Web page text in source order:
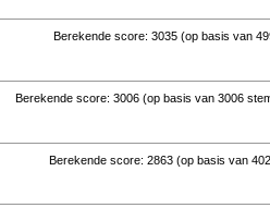
Berekende score: 3035(op basis van
Berekende score: 3006(op basis van 3006
Berekende score: 2863(op basis van